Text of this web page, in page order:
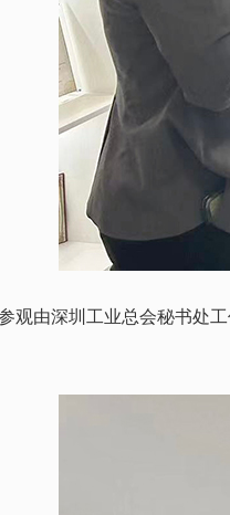
观由深圳工业总会秘书处